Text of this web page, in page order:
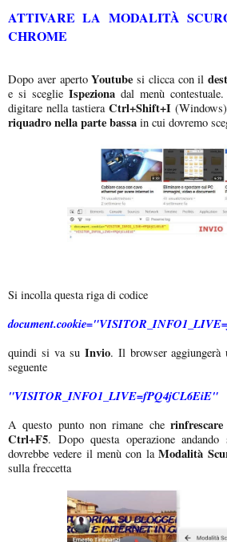
ATTIVARE LA MODALITÀ
CHROME
Dopo aver apertoYoutube si clicca con il
e si sceglie Ispeziona dal menù
digitare nella tastieraCtrl+Shift+I
riquadro nella parte bassa in cui dovremo
Si incolla questa riga di codice
quindi si va suInvio. Il browser aggiungerà
seguente
"VISITOR_INFO1_LIVE=fPQ4jCL6EiE"
A questo punto non rimane che
Ctrl+F5. Dopo questa operazione
dovrebbe vedere il menù con laModalità
sulla freccetta